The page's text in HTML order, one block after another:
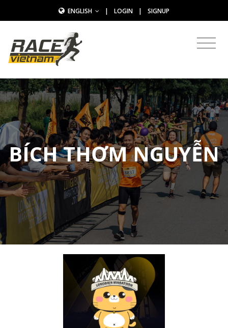
ENGLISH | LOGIN | SIGNUP
BÍCH THƠM NGUYỄN